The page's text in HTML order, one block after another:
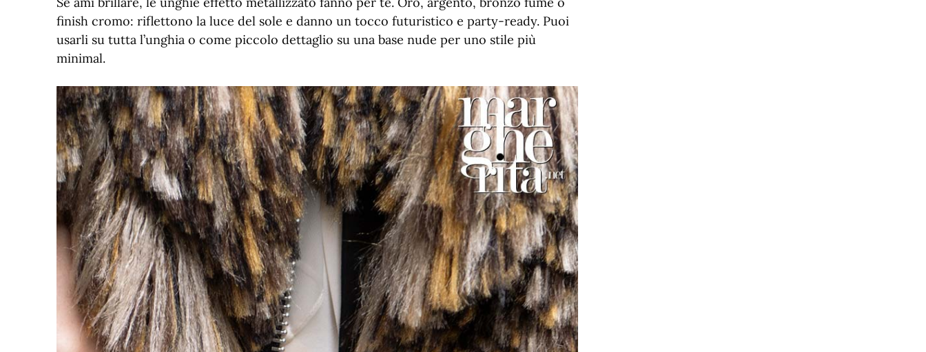
finish cromo: riflettono la luce del sole e danno un tocco futuristico e party-ready. Puoi
usarli su tutta l’unghia o come piccolo dettaglio su una base nude per uno stile più
minimal.